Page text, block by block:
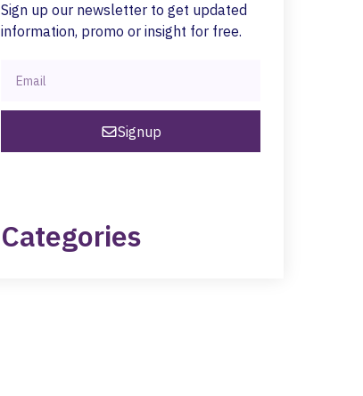
Sign up our newsletter to get updated
information, promo or insight for free.
Signup
Categories